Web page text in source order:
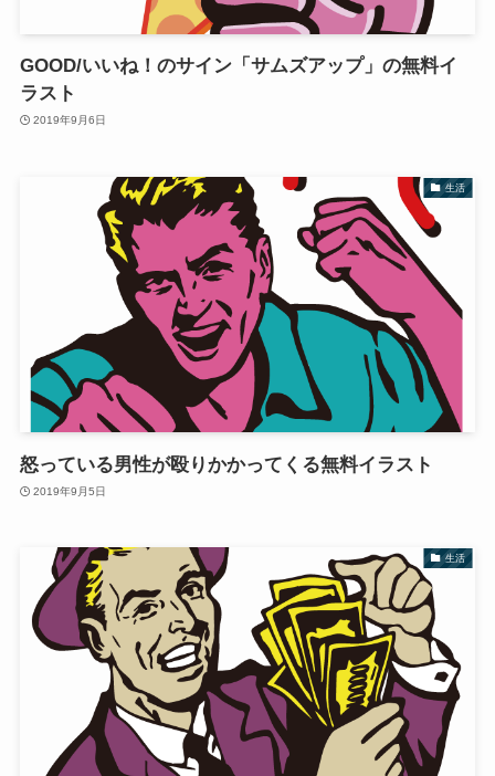
GOOD/いいね！のサイン「サムズアップ」の無料イ
ラスト
2019年9月6日
生活
怒っている男性が殴りかかってくる無料イラスト
2019年9月5日
生活